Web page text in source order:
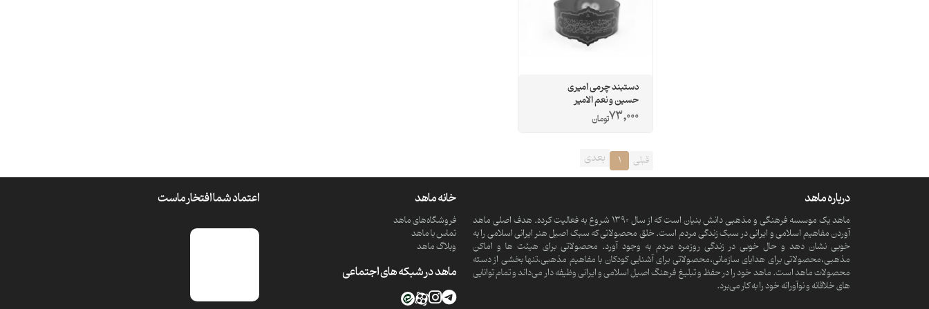
دستبند چرمی امیری
حسین و نعم الامیر
73,000تومان
قبلی 1 بعدی
درباره ماهد
ماهد یک موسسه فرهنگی و مذهبی دانش بنیان است که از سال 1390 شروع به فعالیت کرده. هدف اصلی ماهد
آوردن مفاهیم اسلامی و ایرانی در سبک زندگی مردم است. خلق محصولاتی که سبک اصیل هنر ایرانی اسلامی را به
خوبی نشان دهد و حال خوبی در زندگی روزمره مردم به وجود آورد. محصولاتی برای هیئت ها و اماکن
مذهبی،محصولاتی برای هدایای سازمانی،محصولاتی برای آشنایی کودکان با مفاهیم مذهبی،تنها بخشی از دسته
محصولات ماهد است. ماهد خود را در حفظ و تبلیغ فرهنگ اصیل اسلامی و ایرانی وظیفه دار می‌داند و تمام توانایی
های خلاقانه و نوآورانه خود را به کار می‌برد.
خانه ماهد
فروشگاه‌های ماهد
تماس با ماهد
وبلاگ ماهد
ماهد در شبکه های اجتماعی
اعتماد شما افتخار ماست